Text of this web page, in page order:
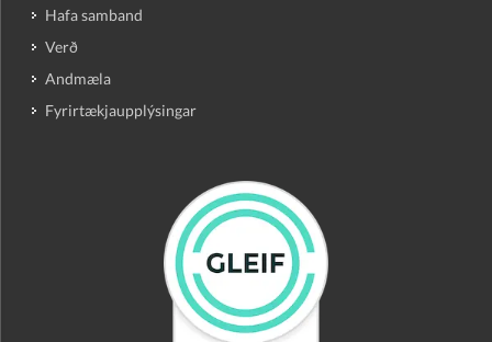
Hafa samband
Verð
Andmæla
Fyrirtækjaupplýsingar